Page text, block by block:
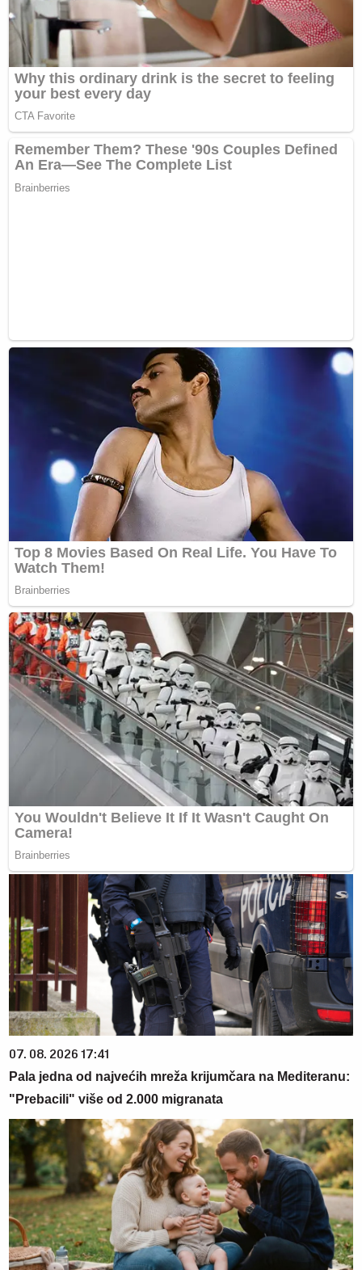
07. 08. 2026 17:41
Pala jedna od najvećih mreža krijumčara na Mediteranu:
"Prebacili" više od 2.000 migranata